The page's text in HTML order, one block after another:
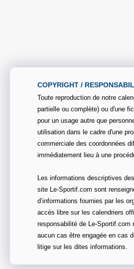
COPYRIGHT /
Toute reproduction de notre
partielle ou complète) ou d'une
pour un usage autre que
utilisation dans le cadre d'une
commerciale des coordonnées
immédiatement lieu à une
Les informations descriptives
site Le-Sportif.com sont
d’informations fournies par les
accès libre sur les calendriers
responsabilité de Le-Sportif.com
aucun cas être engagée en cas
litige sur les dites informations.